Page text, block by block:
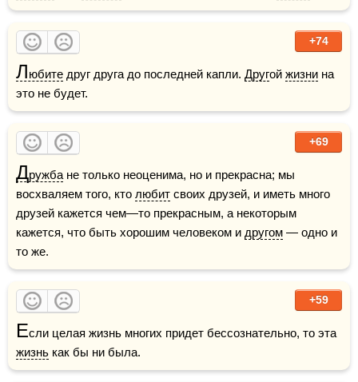
+74
Любите друг друга до последней капли. Другой жизни на
это не будет.
+69
Дружба не только неоценима, но и прекрасна; мы
восхваляем того, кто любит своих друзей, и иметь много
друзей кажется чем—то прекрасным, а некоторым
кажется, что быть хорошим человеком и другом — одно и
то же.
+59
Е
жизнь как бы ни была.